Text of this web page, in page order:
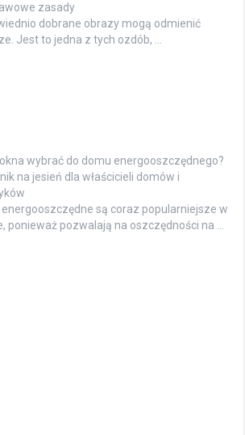
zasady
dobrane obrazy mogą odmienić
Jest to jedna z tych ozdób, …
wybrać do domu energooszczędnego?
na jesień dla właścicieli domów i
energooszczędne są coraz popularniejsze w
ponieważ pozwalają na oszczędności na …